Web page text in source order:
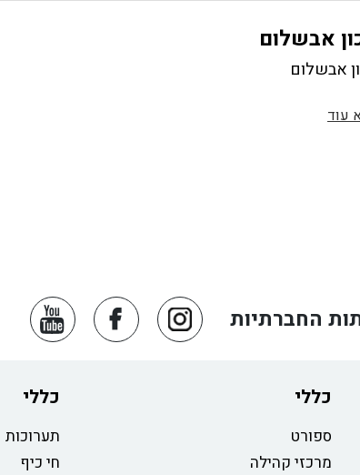
אבשלום
אבשלום
עוד
החברתיות
כללי
ספורט
מרכזי קהילה
כללי
תערוכות
חי כיף